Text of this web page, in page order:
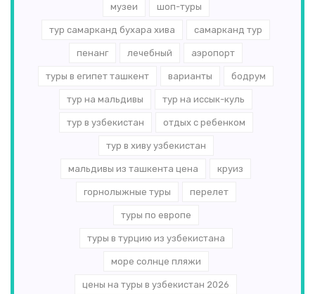
музеи шоп-туры
тур самарканд бухара хива самарканд тур
пенанг лечебный аэропорт
туры в египет ташкент варианты бодрум
тур на мальдивы тур на иссык-куль
тур в узбекистан отдых с ребенком
тур в хиву узбекистан
мальдивы из ташкента цена круиз
горнолыжные туры перелет
туры по европе
туры в турцию из узбекистана
море солнце пляжи
цены на туры в узбекистан 2026